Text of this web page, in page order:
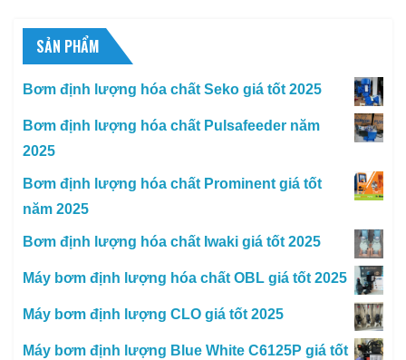
SẢN PHẨM
Bơm định lượng hóa chất Seko giá tốt 2025
Bơm định lượng hóa chất Pulsafeeder năm
2025
Bơm định lượng hóa chất Prominent giá tốt
năm 2025
Bơm định lượng hóa chất Iwaki giá tốt 2025
Máy bơm định lượng hóa chất OBL giá tốt 2025
Máy bơm định lượng CLO giá tốt 2025
Máy bơm định lượng Blue White C6125P giá tốt